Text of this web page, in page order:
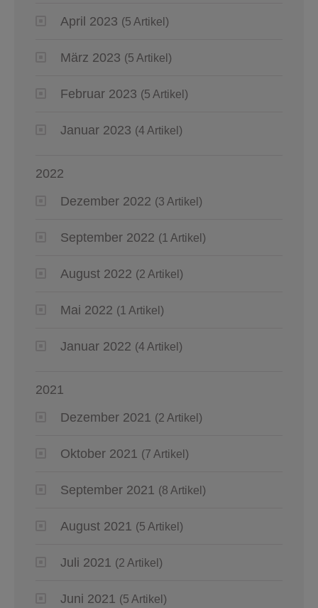
April 2023 (5 Artikel)
März 2023 (5 Artikel)
Februar 2023 (5 Artikel)
Januar 2023 (4 Artikel)
2022
Dezember 2022 (3 Artikel)
September 2022 (1 Artikel)
August 2022 (2 Artikel)
Mai 2022 (1 Artikel)
Januar 2022 (4 Artikel)
2021
Dezember 2021 (2 Artikel)
Oktober 2021 (7 Artikel)
September 2021 (8 Artikel)
August 2021 (5 Artikel)
Juli 2021 (2 Artikel)
Juni 2021 (5 Artikel)